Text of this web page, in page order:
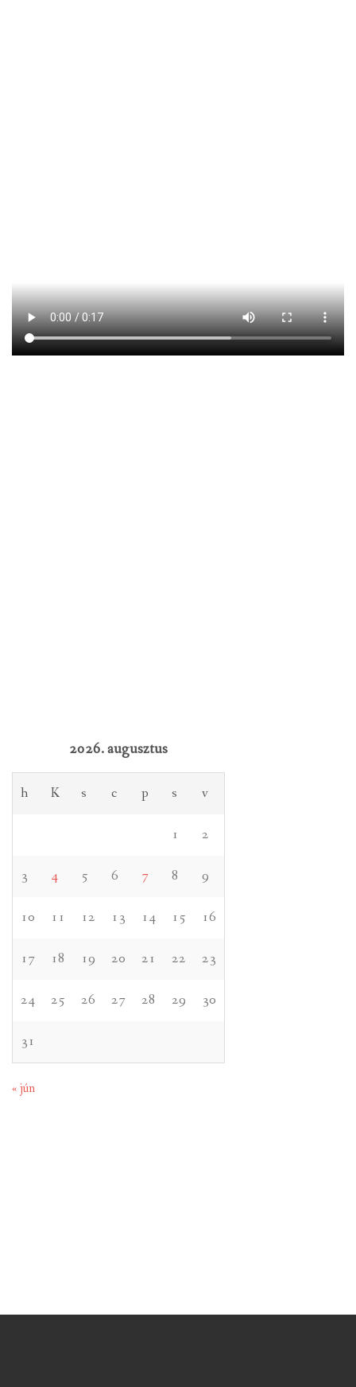
2026. augusztus
h K s c p s v
1 2
3 4 5 6 7 8 9
10 11 12 13 14 15 16
17 18 19 20 21 22 23
24 25 26 27 28 29 30
31
« jún